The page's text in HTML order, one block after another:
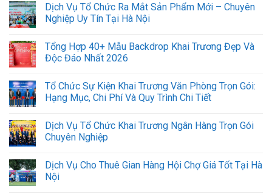
Dịch Vụ Tổ Chức Ra Mắt Sản Phẩm Mới – Chuyên
Nghiệp Uy Tín Tại Hà Nội
Tổng Hợp 40+ Mẫu Backdrop Khai Trương Đẹp Và
Độc Đáo Nhất 2026
Tổ Chức Sự Kiện Khai Trương Văn Phòng Trọn Gói:
Hạng Mục, Chi Phí Và Quy Trình Chi Tiết
Dịch Vụ Tổ Chức Khai Trương Ngân Hàng Trọn Gói
Chuyên Nghiệp
Dịch Vụ Cho Thuê Gian Hàng Hội Chợ Giá Tốt Tại Hà
Nội